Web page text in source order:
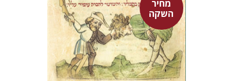
מחיר
השקה
אפרים שהם-שטיינר